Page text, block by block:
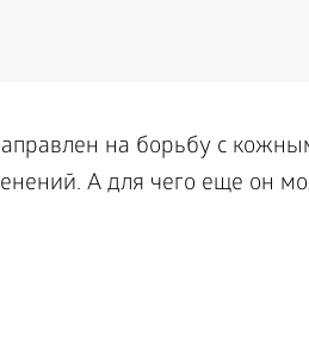
на борьбу с
А для чего еще он